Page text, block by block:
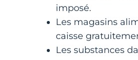
imposé.
Les magasins
caisse
Les substances